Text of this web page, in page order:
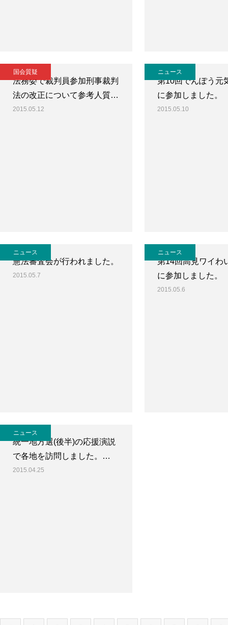
国会質疑
法務委で裁判員参加刑事裁判
法の改正について参考人質…
2015.05.12
ニュース
第10回でんぽう元
に参加しました。
2015.05.10
ニュース
憲法審査会が行われました。
2015.05.7
ニュース
第14回高見ワイわ
に参加しました。
2015.05.6
ニュース
統一地方選(後半)の応援演説
で各地を訪問しました。…
2015.04.25